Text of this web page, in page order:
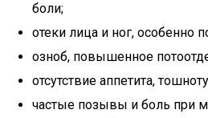
боли;
отеки лица и ног, особенно
озноб, повышенное
отсутствие аппетита,
частые позывы и боль при